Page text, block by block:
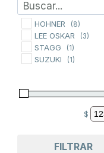
se
pueden
elegir
en
página
HOHNER (8)
LEE OSKAR (3)
STAGG (1)
SUZUKI (1)
$
FILTRAR